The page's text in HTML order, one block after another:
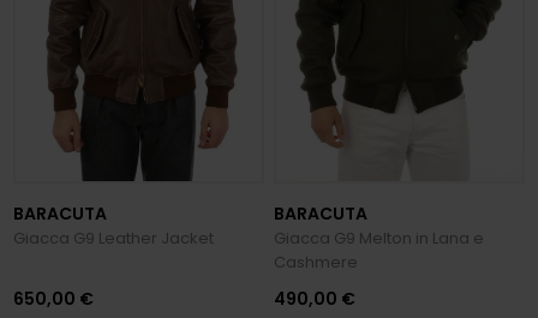
BARACUTA
Giacca G9 Leather Jacket
650,00 €
BARACUTA
Giacca G9 Melton in Lana e
Cashmere
490,00 €